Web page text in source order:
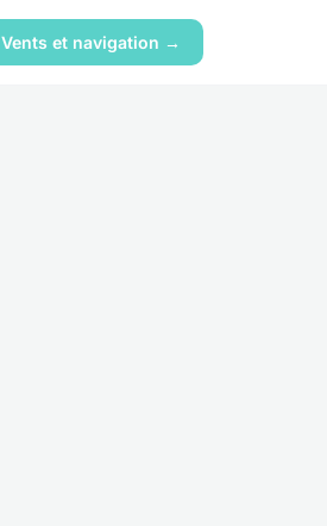
Vents et navigation →